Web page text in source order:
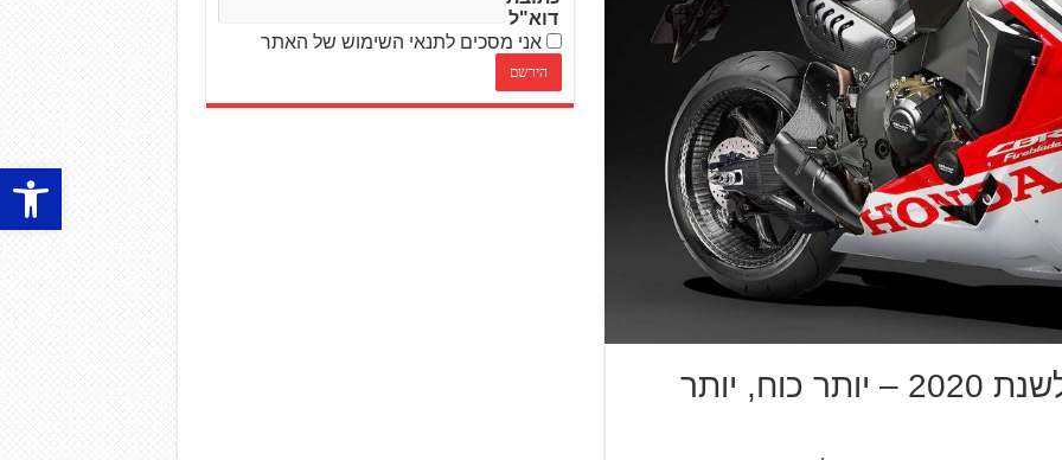
פתח
הונדה CBR1000RR לשנת 2020 – יותר כוח, יותר
דוא"ל
אני מסכים לתנאי השימוש של האתר